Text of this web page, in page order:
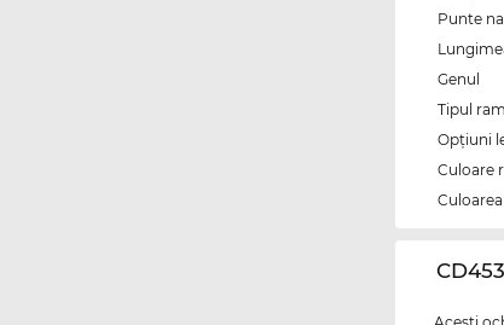
Punte
Genul
Tipul
Opțiuni
Culoare